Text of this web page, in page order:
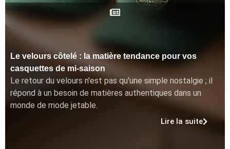
Le velours côtelé : la matière tendance pour vos
casquettes de mi-saison
Le retour du velours n'est pas qu'une simple nostalgie ; il
répond à un besoin de matières authentiques dans un
monde de mode jetable.
Lire la suite